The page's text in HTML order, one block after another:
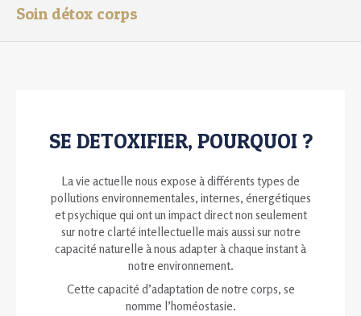
Soin détox corps
SE DETOXIFIER, POURQUOI ?
La vie actuelle nous expose à différents types de
pollutions environnementales, internes, énergétiques
et psychique qui ont un impact direct non seulement
sur notre clarté intellectuelle mais aussi sur notre
capacité naturelle à nous adapter à chaque instant à
notre environnement.
Cette capacité d’adaptation de notre corps, se
nomme l’homéostasie.